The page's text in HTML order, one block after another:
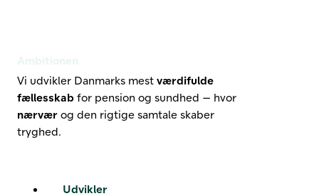
Ambitionen
Vi udvikler Danmarks mest værdifulde
fællesskab for pension og sundhed — hvor
nærvær og den rigtige samtale skaber
tryghed.
Udvikler